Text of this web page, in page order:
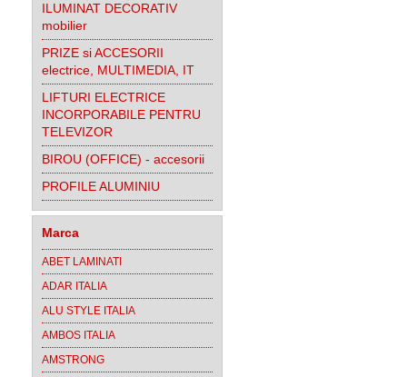
ILUMINAT DECORATIV
mobilier
PRIZE si ACCESORII
electrice, MULTIMEDIA, IT
LIFTURI ELECTRICE
INCORPORABILE PENTRU
TELEVIZOR
BIROU (OFFICE) - accesorii
PROFILE ALUMINIU
Marca
ABET LAMINATI
ADAR ITALIA
ALU STYLE ITALIA
AMBOS ITALIA
AMSTRONG